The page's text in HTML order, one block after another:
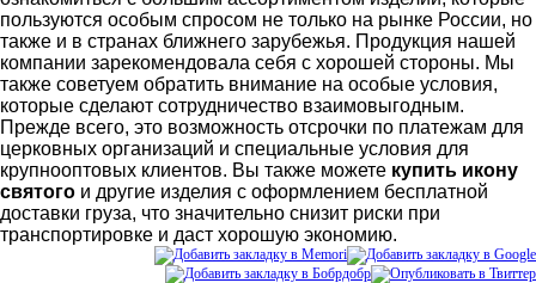
пользуются особым спросом не только на рынке России, но
также и в странах ближнего зарубежья. Продукция нашей
компании зарекомендовала себя с хорошей стороны. Мы
также советуем обратить внимание на особые условия,
которые сделают сотрудничество взаимовыгодным.
Прежде всего, это возможность отсрочки по платежам для
церковных организаций и специальные условия для
крупнооптовых клиентов. Вы также можете купить икону
святого и другие изделия с оформлением бесплатной
доставки груза, что значительно снизит риски при
транспортировке и даст хорошую экономию.